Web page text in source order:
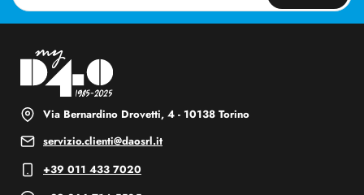
Via Bernardino Drovetti, 4 - 10138 Torino
servizio.clienti@daosrl.it
+39 011 433 7020